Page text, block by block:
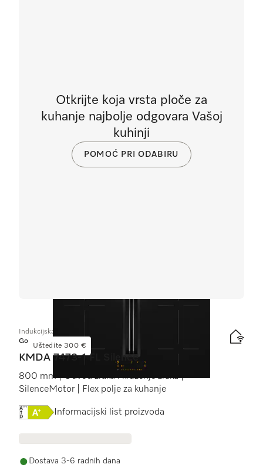
Uštedite 300 €
Indukcijska ploča za kuhanje s integriranom napom
Gold
KMDA 7473-1 FL Silence
800 mm | Odvod zraka i kruženje zraka |
SilenceMotor | Flex polje za kuhanje
Online Label Flag, Energetska naljepnica
Informacijski list proizvoda
Dostava 3-6 radnih dana
Otkrijte koja vrsta ploče za
kuhanje najbolje odgovara Vašoj
kuhinji
POMOĆ PRI ODABIRU